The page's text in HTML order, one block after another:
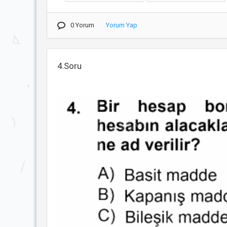
0 Yorum Yorum Yap
4.Soru